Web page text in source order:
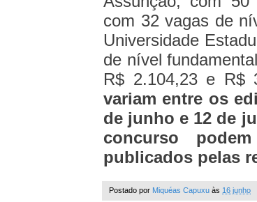
com 32 vagas de
Universidade
de nível
R$ 2.104,23 e R$
variam entre os
de junho e 12 de
concurso
publicados pelas
Postado por Miquéas Capuxu às 16 junho